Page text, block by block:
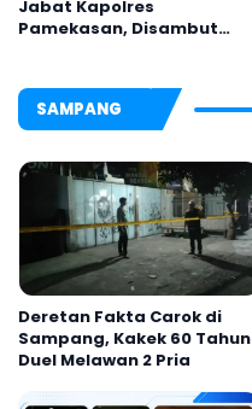
Jabat Kapolres
Pamekasan, Disambut
SAMPANG
Deretan Fakta Carok di
Sampang, Kakek 60 Tahun
Duel Melawan 2 Pria